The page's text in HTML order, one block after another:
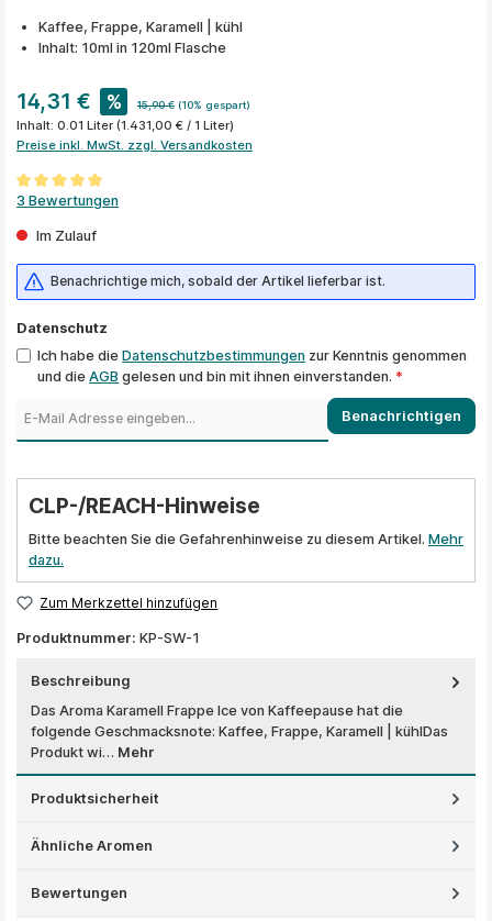
Kaffee, Frappe, Karamell | kühl
Inhalt: 10ml in 120ml Flasche
14,31 € % 15,90 € (10% gespart)
Inhalt: 0.01 Liter (1.431,00 € / 1 Liter)
Preise inkl. MwSt. zzgl. Versandkosten
Durchschnittliche Bewertung von 5 von 5 Sternen
3 Bewertungen
Im Zulauf
Benachrichtige mich, sobald der Artikel lieferbar ist.
Datenschutz
Ich habe dieDatenschutzbestimmungen zur Kenntnis genommen
und dieAGB gelesen und bin mit ihnen einverstanden.*
Benachrichtigen
CLP-/REACH-Hinweise
Bitte beachten Sie die Gefahrenhinweise zu diesem Artikel. Mehr
dazu.
Zum Merkzettel hinzufügen
Produktnummer: KP-SW-1
Beschreibung
Das Aroma Karamell Frappe Ice von Kaffeepause hat die
folgende Geschmacksnote: Kaffee, Frappe, Karamell | kühlDas
Produkt wi… Mehr
Produktsicherheit
Ähnliche Aromen
Bewertungen